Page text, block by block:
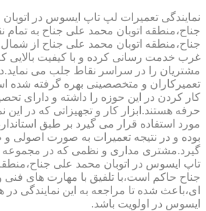
نمایندگی تعمیرات لپ تاپ ایسوس در
جناح،منطقه اتوبان محمد علی جناح به تمام
جناح،منطقه اتوبان محمد علی جناح از
غرب خدمت رسانی کرده و با کیفیت بالایی
مشتریان را در سراسر نقاط جلب می
تعمیرکاران و متخصصینی بهره گرفته شده
کار کردن در این حوزه را داشته و دارای
حرفه هستند.ابزار کار و تجهیزاتی که در
مورد استفاده قرار می گیرد بر طبق
بوده و در نتیجه تعمیرات به صورت اصولی
گیرد.مشتری مداری و نظمی که در مجموعه
تاپ ایسوس در اتوبان محمد علی
جناح حاکم است،با تلفیق با مهارت های
ای،باعث شده تا مراجعه به این نمایندگی
ایسوس در اولویت باشد.